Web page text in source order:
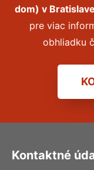
dom) vBratislave
pre viac
obhliadku
Kontaktné